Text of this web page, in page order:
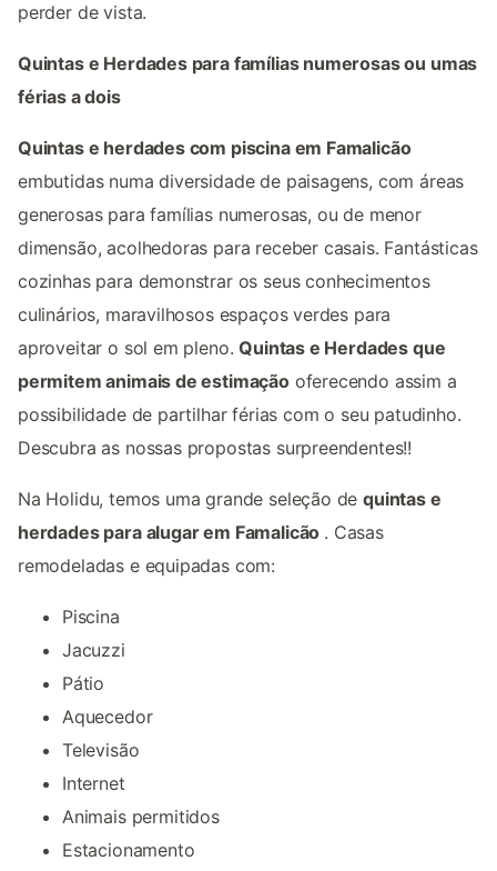
perder de vista.
Quintas e Herdades para famílias numerosas ou umas
férias a dois
Quintas e herdades com piscina em Famalicão
embutidas numa diversidade de paisagens, com áreas
generosas para famílias numerosas, ou de menor
dimensão, acolhedoras para receber casais. Fantásticas
cozinhas para demonstrar os seus conhecimentos
culinários, maravilhosos espaços verdes para
aproveitar o sol em pleno.Quintas e Herdades que
permitem animais de estimaçãooferecendo assim a
possibilidade de partilhar férias com o seu patudinho.
Descubra as nossas propostas surpreendentes!!
Na Holidu, temos uma grande seleção dequintas e
herdades para alugar em Famalicão . Casas
remodeladas e equipadas com:
Piscina
Jacuzzi
Pátio
Aquecedor
Televisão
Internet
Animais permitidos
Estacionamento